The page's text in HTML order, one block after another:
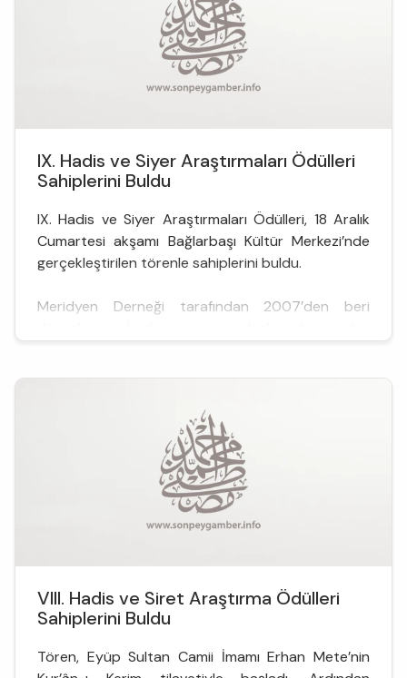
IX. Hadis ve Siyer Araştırmaları Ödülleri
Sahiplerini Buldu
IX. Hadis ve Siyer Araştırmaları Ödülleri, 18 Aralık
Cumartesi akşamı Bağlarbaşı Kültür Merkezi’nde
gerçekleştirilen törenle sahiplerini buldu.
Meridyen Derneği tarafından 2007’den beri
organizasyon, bu yıl dokuzunc...
VIII. Hadis ve Siret Araştırma Ödülleri
Sahiplerini Buldu
Tören, Eyüp Sultan Camii İmamı Erhan Mete’nin